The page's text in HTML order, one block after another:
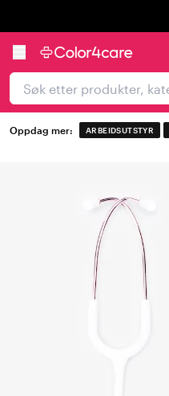
Oppdag mer: ARBEIDSUTSTYR